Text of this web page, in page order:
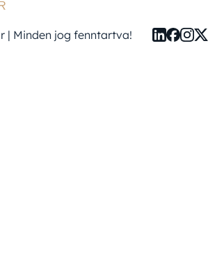
| Minden jog fenntartva!